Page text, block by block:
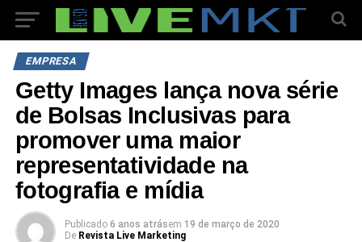
EMPRESA
Getty Images lança nova série
de Bolsas Inclusivas para
promover uma maior
representatividade na
fotografia e mídia
Publicado 6 anos atrásem 19 de março de 2020
De Revista Live Marketing